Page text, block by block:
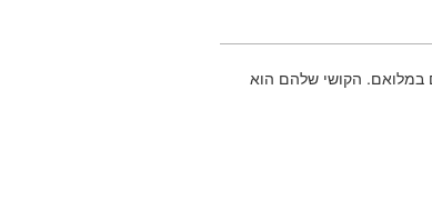
במלואם. הקושי שלהם הוא